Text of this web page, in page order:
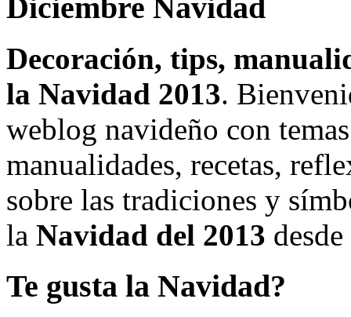
Diciembre Navidad
Decoración, tips,
la Navidad 2013.
weblog navideño con
manualidades, recetas,
sobre las tradiciones y
la Navidad del 2013 desde
Te gusta la Navidad?